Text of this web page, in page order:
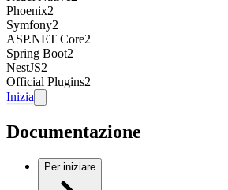
Phoenix2
Symfony2
ASP.NET Core2
Spring Boot2
NestJS2
Official Plugins2
Inizia
Documentazione
Per iniziare